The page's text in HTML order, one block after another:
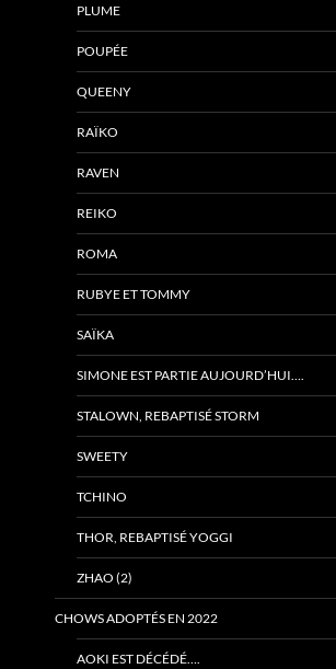
PLUME
POUPÉE
QUEENY
RAÏKO
RAVEN
REIKO
ROMA
RUBYE ET TOMMY
SAÏKA
SIMONE EST PARTIE AUJOURD’HUI….
STALOWN, REBAPTISÉ STORM
SWEETY
TCHINO
THOR, REBAPTISÉ YOGGI
ZHAO (2)
CHOWS ADOPTÉS EN 2022
AOKI EST DÉCÉDÉ….